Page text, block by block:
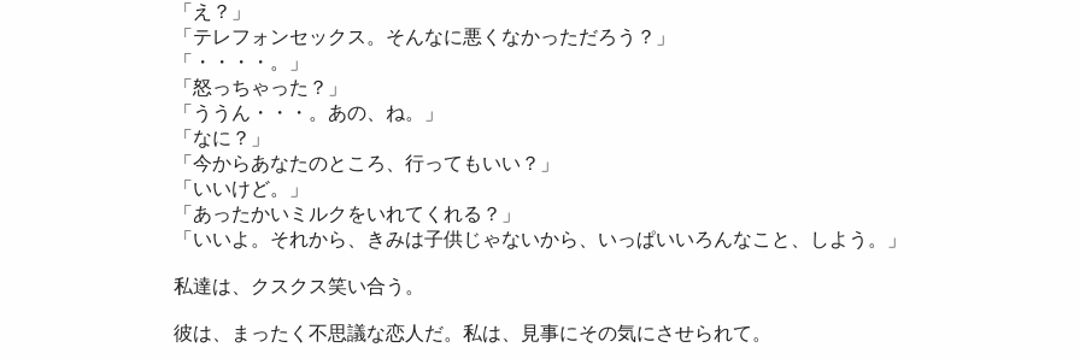
「え？」
「テレフォンセックス。そんなに悪くなかっただろう？」
「・・・・。」
「怒っちゃった？」
「ううん・・・。あの、ね。」
「なに？」
「今からあなたのところ、行ってもいい？」
「いいけど。」
「あったかいミルクをいれてくれる？」
「いいよ。それから、きみは子供じゃないから、いっぱいいろんなこと、しよう。」
私達は、クスクス笑い合う。
彼は、まったく不思議な恋人だ。私は、見事にその気にさせられて。